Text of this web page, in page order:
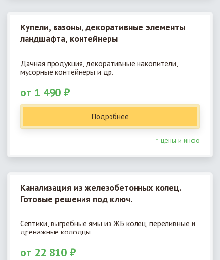
Купели, вазоны, декоративные элементы
ландшафта, контейнеры
Дачная продукция, декоративные накопители,
мусорные контейнеры и др.
от 1 490 ₽
Подробнее
↑ цены и инфо
Канализация из железобетонных колец.
Готовые решения под ключ.
Септики, выгребные ямы из ЖБ колец, переливные и
дренажные колодцы
от 22 810 ₽